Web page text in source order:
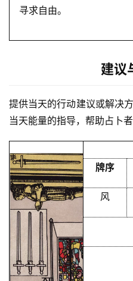
寻求自由。
建议
提供当天的行动建议或解决
当天能量的指导，帮助占卜者
牌序
风